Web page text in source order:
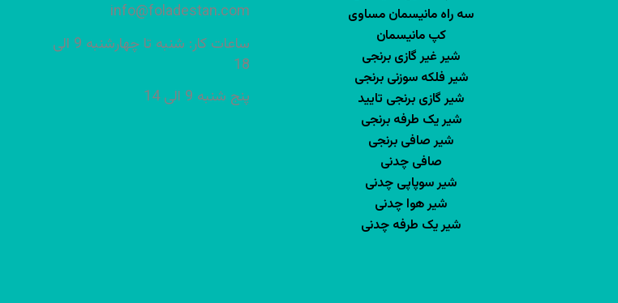
سه راه مانیسمان مساوی
کپ مانیسمان
شیر غیر گازی برنجی
شیر فلکه سوزنی برنجی
شیر گازی برنجی تایید
شیر یک طرفه برنجی
شیر صافی برنجی
صافی چدنی
شیر سوپاپی چدنی
شیر هوا چدنی
شیر یک طرفه چدنی
info@foladestan.com
ساعات کار: شنبه تا چهارشنبه 9 الی
18
پنج شنبه 9 الی 14